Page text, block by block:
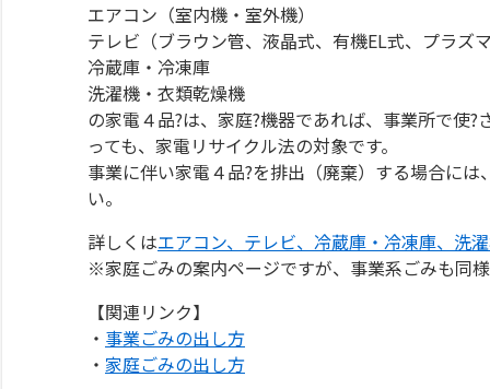
エアコン（室内機・室外機）
テレビ（ブラウン管、液晶式、有機EL式、プラ
冷蔵庫・冷凍庫
洗濯機・衣類乾燥機
の家電４品?は、家庭?機器であれば、事業所で使
っても、家電リサイクル法の対象です。
事業に伴い家電４品?を排出（廃棄）する場合に
い。
詳しくはエアコン、テレビ、冷蔵庫・冷凍庫、洗
※家庭ごみの案内ページですが、事業系ごみも同
【関連リンク】
・ 事業ごみの出し方
・ 家庭ごみの出し方